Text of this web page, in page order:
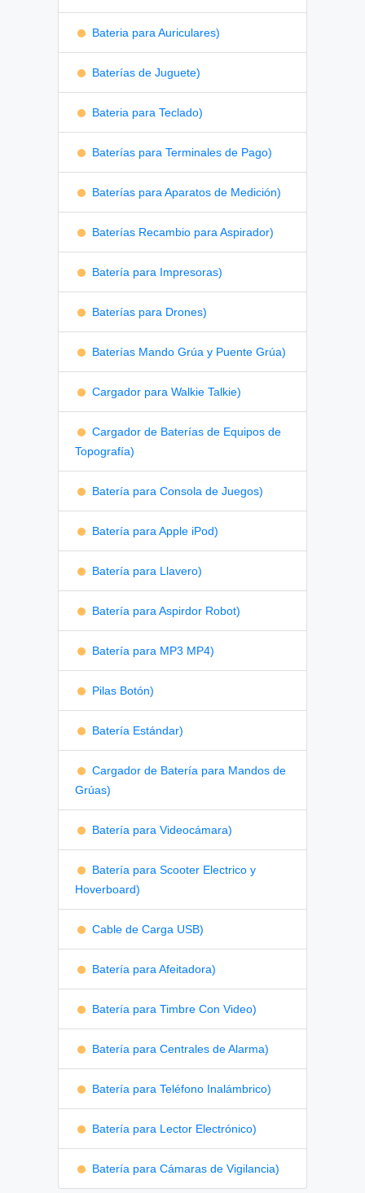
Bateria para Auriculares)
Baterías de Juguete)
Bateria para Teclado)
Baterías para Terminales de Pago)
Baterías para Aparatos de Medición)
Baterías Recambio para Aspirador)
Batería para Impresoras)
Baterías para Drones)
Baterías Mando Grúa y Puente Grúa)
Cargador para Walkie Talkie)
Cargador de Baterías de Equipos de
Topografía)
Batería para Consola de Juegos)
Batería para Apple iPod)
Batería para Llavero)
Batería para Aspirdor Robot)
Batería para MP3 MP4)
Pilas Botón)
Batería Estándar)
Cargador de Batería para Mandos de
Grúas)
Batería para Videocámara)
Batería para Scooter Electrico y
Hoverboard)
Cable de Carga USB)
Batería para Afeitadora)
Batería para Timbre Con Video)
Batería para Centrales de Alarma)
Batería para Teléfono Inalámbrico)
Batería para Lector Electrónico)
Batería para Cámaras de Vigilancia)